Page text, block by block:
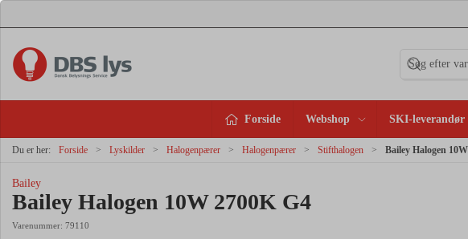
Forside Webshop SKI-leverandør
Du er her: Forside Lyskilder Halogenpærer Halogenpærer Stifthalogen Bailey Halogen
Bailey
Bailey Halogen 10W 2700K G4
Varenummer: 79110